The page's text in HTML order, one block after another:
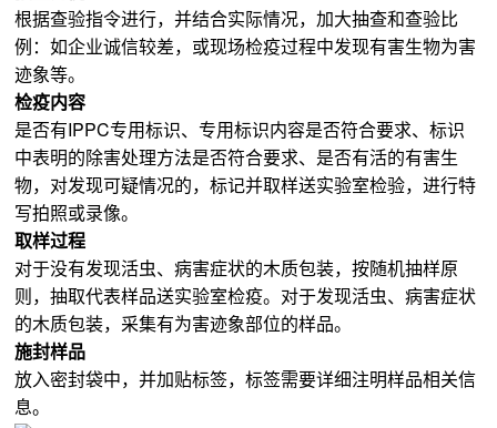
根据查验指令进行，并结合实际情况，加大抽查和查验比
例：如企业诚信较差，或现场检疫过程中发现有害生物为害
迹象等。
检疫内容
是否有IPPC专用标识、专用标识内容是否符合要求、标识
中表明的除害处理方法是否符合要求、是否有活的有害生
物，对发现可疑情况的，标记并取样送实验室检验，进行特
写拍照或录像。
取样过程
对于没有发现活虫、病害症状的木质包装，按随机抽样原
则，抽取代表样品送实验室检疫。对于发现活虫、病害症状
的木质包装，采集有为害迹象部位的样品。
施封样品
放入密封袋中，并加贴标签，标签需要详细注明样品相关信
息。